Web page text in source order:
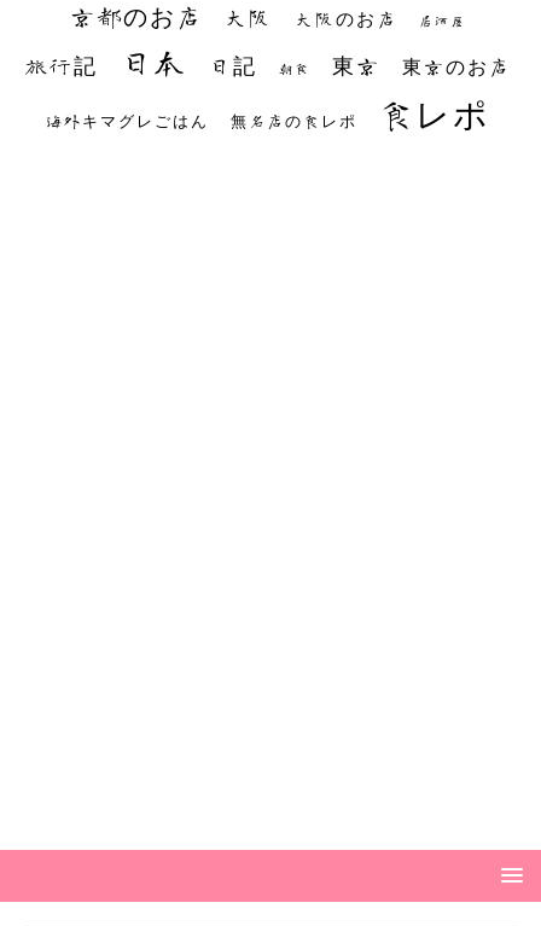
京都のお店 大阪 大阪のお店 居酒屋
旅行記 日本 日記 朝食 東京 東京のお店
海外キマグレごはん 無名店の食レポ 食レポ